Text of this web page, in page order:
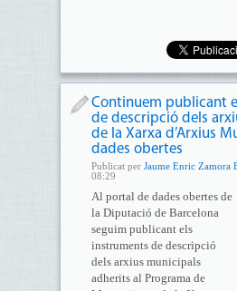
Continuem publicant
de descripció dels
de la Xarxa d’Arxius
dades obertes
Publicat per Jaume Enric Zamora
08:29
Al portal de dades obertes de
la Diputació de Barcelona
seguim publicant els
instruments de descripció
dels arxius municipals
adherits al Programa de